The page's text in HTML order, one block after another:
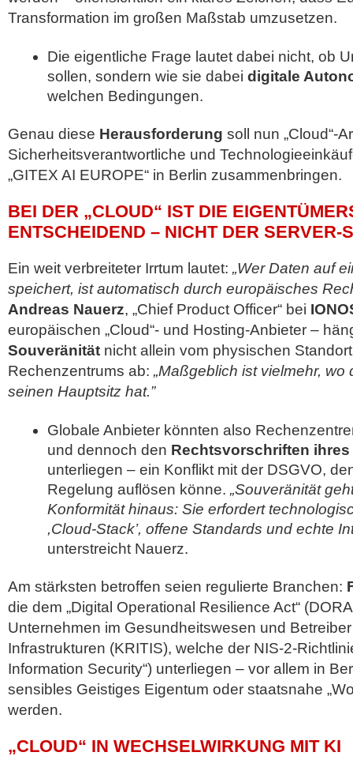
Transformation im großen Maßstab umzusetzen.
Die eigentliche Frage lautet dabei nicht, ob
sollen, sondern wie sie dabei digitale
welchen Bedingungen.
Genau diese Herausforderung soll nun „Cloud“-
Sicherheitsverantwortliche und
„GITEX AI EUROPE“ in Berlin zusammenbringen.
BEI DER „CLOUD“ IST DIE
ENTSCHEIDEND – NICHT DER SERVER-
Ein weit verbreiteter Irrtum lautet: „Wer Daten auf
speichert, ist automatisch durch europäisches
Andreas Nauerz, „Chief Product Officer“ bei
europäischen „Cloud“- und Hosting-Anbieter –
Souveränität nicht allein vom physischen
Rechenzentrums ab: „Maßgeblich ist vielmehr, wo
seinen Hauptsitz hat.”
Globale Anbieter könnten also
und dennoch den Rechtsvorschriften
unterliegen – ein Konflikt mit der DSGVO,
Regelung auflösen könne. „Souveränität
Konformität hinaus: Sie erfordert
,Cloud-Stack’, offene Standards und echte
unterstreicht Nauerz.
Am stärksten betroffen seien regulierte Branchen:
die dem „Digital Operational Resilience Act“
Unternehmen im Gesundheitswesen und
Infrastrukturen (KRITIS), welche der NIS-2-
Information Security“) unterliegen – vor allem in
sensibles Geistiges Eigentum oder staatsnahe
werden.
„CLOUD“ IN WECHSELWIRKUNG MIT KI